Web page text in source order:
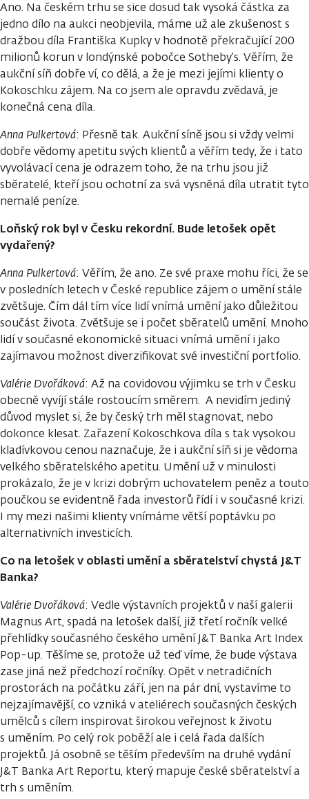
Ano. Na českém trhu se sice dosud tak vysoká částka za
jedno dílo na aukci neobjevila, máme už ale zkušenost s
dražbou díla Františka Kupky v hodnotě překračující 200
milionů korun v londýnské pobočce Sotheby’s. Věřím, že
aukční síň dobře ví, co dělá, a že je mezi jejími klienty o
Kokoschku zájem. Na co jsem ale opravdu zvědavá, je
konečná cena díla.
Anna Pulkertová: Přesně tak. Aukční síně jsou si vždy velmi
dobře vědomy apetitu svých klientů a věřím tedy, že i tato
vyvolávací cena je odrazem toho, že na trhu jsou již
sběratelé, kteří jsou ochotní za svá vysněná díla utratit tyto
nemalé peníze.
Loňský rok byl v Česku rekordní. Bude letošek opět
vydařený?
Anna Pulkertová: Věřím, že ano. Ze své praxe mohu říci, že se
v posledních letech v České republice zájem o umění stále
zvětšuje. Čím dál tím více lidí vnímá umění jako důležitou
součást života. Zvětšuje se i počet sběratelů umění. Mnoho
lidí v současné ekonomické situaci vnímá umění i jako
zajímavou možnost diverzifikovat své investiční portfolio.
Valérie Dvořáková: Až na covidovou výjimku se trh v Česku
obecně vyvíjí stále rostoucím směrem. A nevidím jediný
důvod myslet si, že by český trh měl stagnovat, nebo
dokonce klesat. Zařazení Kokoschkova díla s tak vysokou
kladívkovou cenou naznačuje, že i aukční síň si je vědoma
velkého sběratelského apetitu. Umění už v minulosti
prokázalo, že je v krizi dobrým uchovatelem peněz a touto
poučkou se evidentně řada investorů řídí i v současné krizi.
I my mezi našimi klienty vnímáme větší poptávku po
alternativních investicích.
Co na letošek v oblasti umění a sběratelství chystá J&T
Banka?
Valérie Dvořáková: Vedle výstavních projektů v naší galerii
Magnus Art, spadá na letošek další, již třetí ročník velké
přehlídky současného českého umění J&T Banka Art Index
Pop-up. Těšíme se, protože už teď víme, že bude výstava
zase jiná než předchozí ročníky. Opět v netradičních
prostorách na počátku září, jen na pár dní, vystavíme to
nejzajímavější, co vzniká v ateliérech současných českých
umělců s cílem inspirovat širokou veřejnost k životu
s uměním. Po celý rok poběží ale i celá řada dalších
projektů. Já osobně se těším především na druhé vydání
J&T Banka Art Reportu, který mapuje české sběratelství a
trh s uměním.